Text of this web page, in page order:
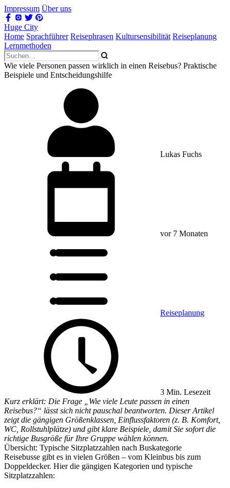
Impressum Über uns
Huge City
Home Sprachführer Reisephrasen Kultursensibilität Reiseplanung
Lernmethoden
Wie viele Personen passen wirklich in einen Reisebus? Praktische
Beispiele und Entscheidungshilfe
Lukas Fuchs
vor 7 Monaten
Reiseplanung
3 Min. Lesezeit
Kurz erklärt: Die Frage „Wie viele Leute passen in einen
Reisebus?“ lässt sich nicht pauschal beantworten. Dieser Artikel
zeigt die gängigen Größenklassen, Einflussfaktoren (z. B. Komfort,
WC, Rollstuhlplätze) und gibt klare Beispiele, damit Sie sofort die
richtige Busgröße für Ihre Gruppe wählen können.
Übersicht: Typische Sitzplatzzahlen nach Buskategorie
Reisebusse gibt es in vielen Größen – vom Kleinbus bis zum
Doppeldecker. Hier die gängigen Kategorien und typische
Sitzplatzzahlen: